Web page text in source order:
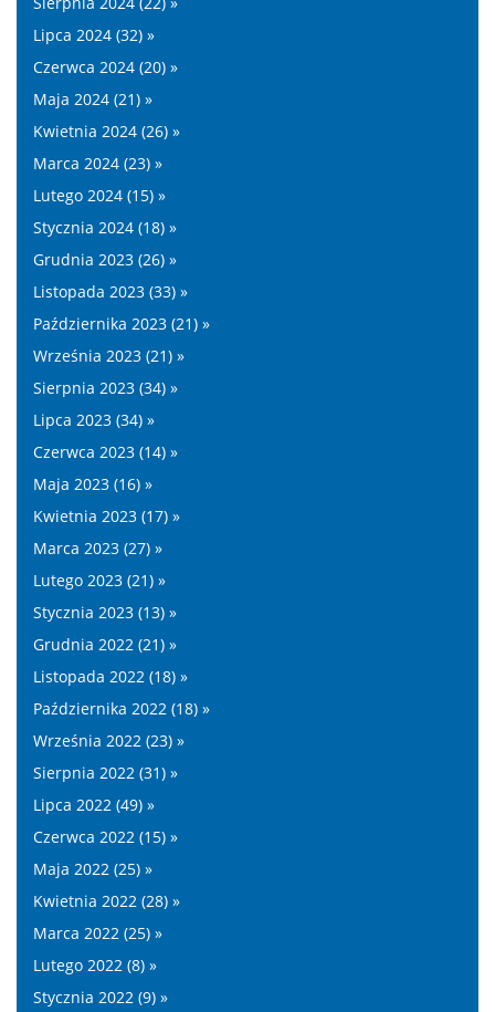
Lipca 2024 (32) »
Czerwca 2024 (20) »
Maja 2024 (21) »
Kwietnia 2024 (26) »
Marca 2024 (23) »
Lutego 2024 (15) »
Stycznia 2024 (18) »
Grudnia 2023 (26) »
Listopada 2023 (33) »
Października 2023 (21) »
Września 2023 (21) »
Sierpnia 2023 (34) »
Lipca 2023 (34) »
Czerwca 2023 (14) »
Maja 2023 (16) »
Kwietnia 2023 (17) »
Marca 2023 (27) »
Lutego 2023 (21) »
Stycznia 2023 (13) »
Grudnia 2022 (21) »
Listopada 2022 (18) »
Października 2022 (18) »
Września 2022 (23) »
Sierpnia 2022 (31) »
Lipca 2022 (49) »
Czerwca 2022 (15) »
Maja 2022 (25) »
Kwietnia 2022 (28) »
Marca 2022 (25) »
Lutego 2022 (8) »
Stycznia 2022 (9) »